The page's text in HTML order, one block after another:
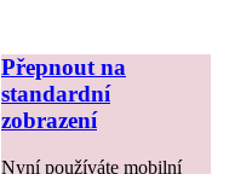
Přepnout na
standardní
zobrazení
Nyní používáte mobilní